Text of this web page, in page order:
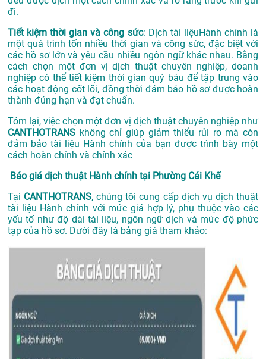
đi.
Tiết kiệm thời gian và công sức: Dịch tài liệuHành chính là
một quá trình tốn nhiều thời gian và công sức, đặc biệt với
các hồ sơ lớn và yêu cầu nhiều ngôn ngữ khác nhau. Bằng
cách chọn một đơn vị dịch thuật chuyên nghiệp, doanh
nghiệp có thể tiết kiệm thời gian quý báu để tập trung vào
các hoạt động cốt lõi, đồng thời đảm bảo hồ sơ được hoàn
thành đúng hạn và đạt chuẩn.
Tóm lại, việc chọn một đơn vị dịch thuật chuyên nghiệp như
CANTHOTRANS không chỉ giúp giảm thiểu rủi ro mà còn
đảm bảo tài liệu Hành chính của bạn được trình bày một
cách hoàn chỉnh và chính xác
Báo giá dịch thuật Hành chính tại Phường Cái Khế
Tại CANTHOTRANS, chúng tôi cung cấp dịch vụ dịch thuật
tài liệu Hành chính với mức giá hợp lý, phụ thuộc vào các
yếu tố như độ dài tài liệu, ngôn ngữ dịch và mức độ phức
tạp của hồ sơ. Dưới đây là bảng giá tham khảo: